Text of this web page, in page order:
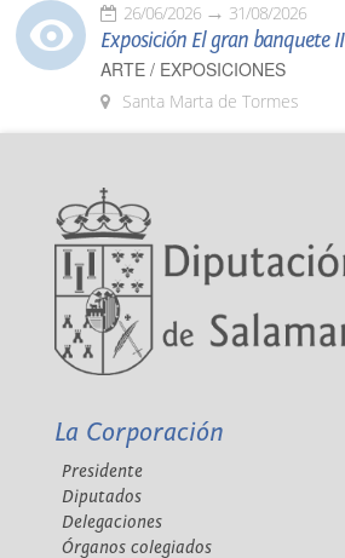
26/06/2026 31/08/2026
Exposición El gran banquete II
ARTE / EXPOSICIONES
Santa Marta de Tormes
La Corporación
Presidente
Diputados
Delegaciones
Órganos colegiados